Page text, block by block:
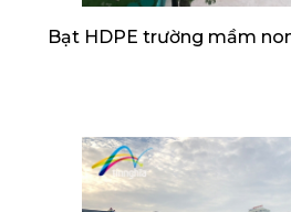
Bạt HDPE trường mầm